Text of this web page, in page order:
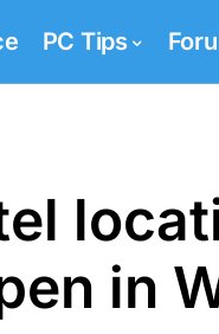
PC Tips
in